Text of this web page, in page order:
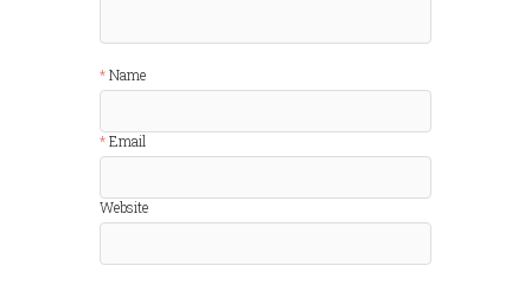
Name
Email
Website